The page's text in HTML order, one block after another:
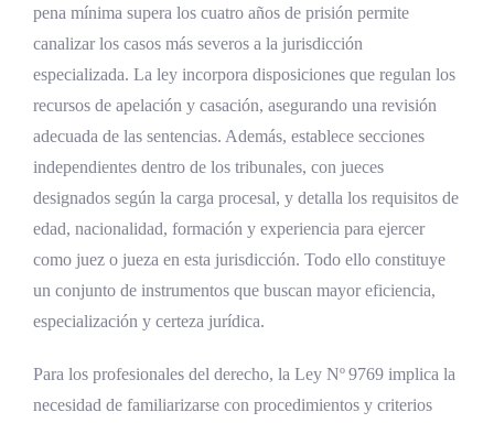
pena mínima supera los cuatro años de prisión permite
canalizar los casos más severos a la jurisdicción
especializada. La ley incorpora disposiciones que regulan los
recursos de apelación y casación, asegurando una revisión
adecuada de las sentencias. Además, establece secciones
independientes dentro de los tribunales, con jueces
designados según la carga procesal, y detalla los requisitos de
edad, nacionalidad, formación y experiencia para ejercer
como juez o jueza en esta jurisdicción. Todo ello constituye
un conjunto de instrumentos que buscan mayor eficiencia,
especialización y certeza jurídica.
Para los profesionales del derecho, la Ley Nº 9769 implica la
necesidad de familiarizarse con procedimientos y criterios